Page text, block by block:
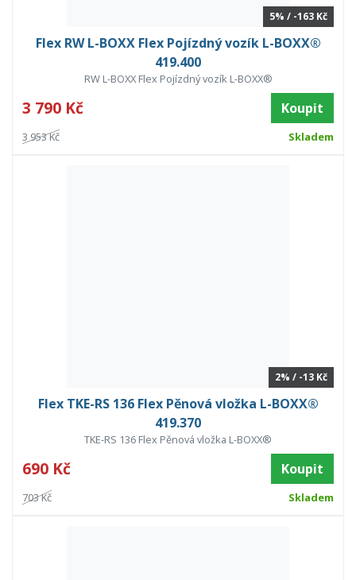
5% / -163 Kč
Flex RW L-BOXX Flex Pojízdný vozík L-BOXX®
419.400
RW L-BOXX Flex Pojízdný vozík L-BOXX®
3 790 Kč Koupit
3 953 Kč Skladem
2% / -13 Kč
Flex TKE-RS 136 Flex Pěnová vložka L-BOXX®
419.370
TKE-RS 136 Flex Pěnová vložka L-BOXX®
690 Kč Koupit
703 Kč Skladem